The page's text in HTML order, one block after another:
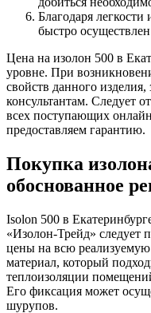
Благодаря легкости
быстро
Цена на изолон 500 в
уровне. При
свойств данного
консультантам. Следует
всех поступающих
предоставляем гарантию.
Покупка
обоснованное
Isolon 500 в
«Изолон-Трейд» следует
цены на всю
материал, который
теплоизоляции
Его фиксация может
шурупов.